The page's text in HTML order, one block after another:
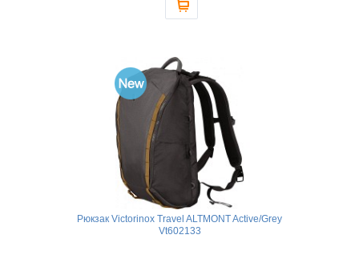
Рюкзак Victorinox Travel ALTMONT Active/Grey
Vt602133